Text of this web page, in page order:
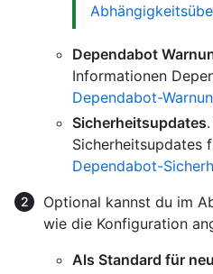
Dependabot
Informationen
Dependabot-
Sicherheitsupdates
Sicherheitsupdates
Dependabot-
Optional kannst du im
wie die Konfiguration
Als Standard für